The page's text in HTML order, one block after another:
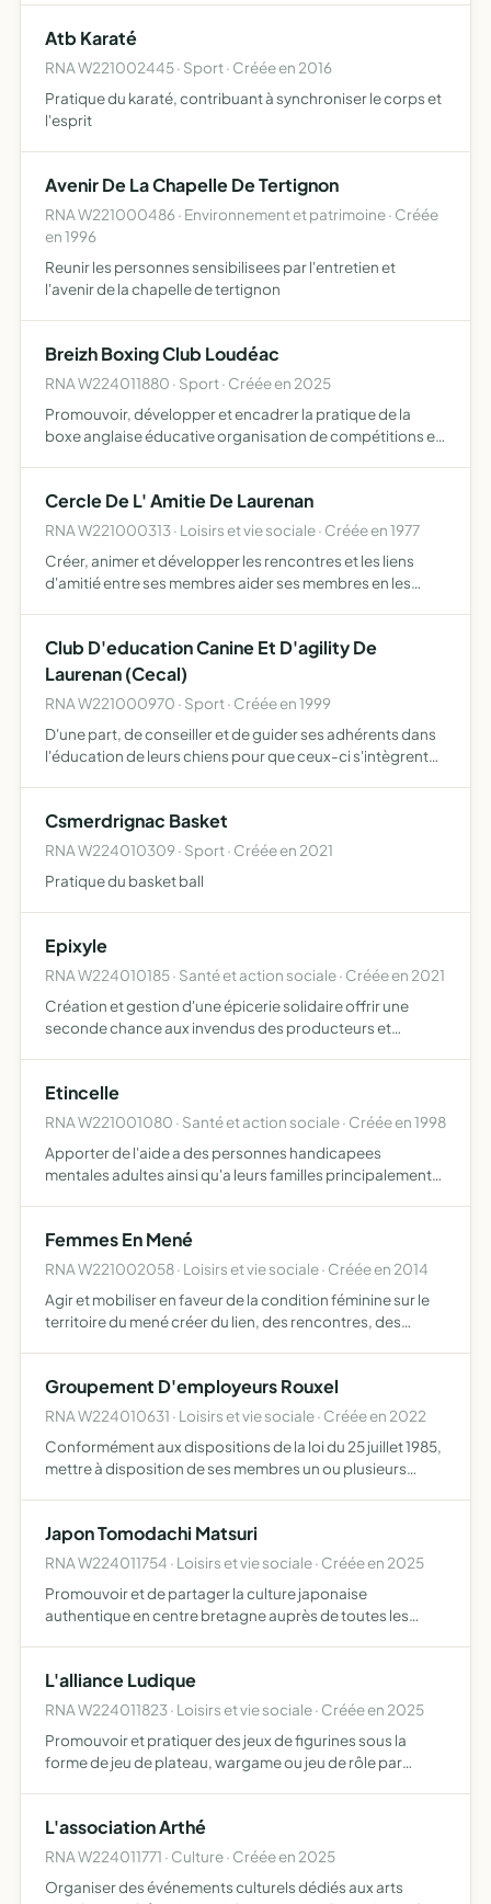
Atb Karaté
RNA W221002445 · Sport · Créée en 2016
Pratique du karaté, contribuant à synchroniser le corps et
l'esprit
Avenir De La Chapelle De Tertignon
RNA W221000486 · Environnement et patrimoine · Créée
en 1996
Reunir les personnes sensibilisees par l'entretien et
l'avenir de la chapelle de tertignon
Breizh Boxing Club Loudéac
RNA W224011880 · Sport · Créée en 2025
Promouvoir, développer et encadrer la pratique de la
boxe anglaise éducative organisation de compétitions et
Cercle De L' Amitie De Laurenan
RNA W221000313 · Loisirs et vie sociale · Créée en 1977
Créer, animer et développer les rencontres et les liens
d'amitié entre ses membres aider ses membres en les
Club D'education Canine Et D'agility De
Laurenan (Cecal)
RNA W221000970 · Sport · Créée en 1999
D'une part, de conseiller et de guider ses adhérents dans
l'éducation de leurs chiens pour que ceux-ci s'intègrent
Csmerdrignac Basket
RNA W224010309 · Sport · Créée en 2021
Pratique du basket ball
Epixyle
RNA W224010185 · Santé et action sociale · Créée en 2021
Création et gestion d'une épicerie solidaire offrir une
seconde chance aux invendus des producteurs et
peut …
Etincelle
RNA W221001080 · Santé et action sociale · Créée en 1998
Apporter de l'aide a des personnes handicapees
mentales adultes ainsi qu'a leurs familles principalement
u…
Femmes En Mené
RNA W221002058 · Loisirs et vie sociale · Créée en 2014
Agir et mobiliser en faveur de la condition féminine sur le
territoire du mené créer du lien, des rencontres, des
Groupement D'employeurs Rouxel
RNA W224010631 · Loisirs et vie sociale · Créée en 2022
Conformément aux dispositions de la loi du 25 juillet 1985,
mettre à disposition de ses membres un ou plusieurs
Japon Tomodachi Matsuri
RNA W224011754 · Loisirs et vie sociale · Créée en 2025
Promouvoir et de partager la culture japonaise
authentique en centre bretagne auprès de toutes les
L'alliance Ludique
RNA W224011823 · Loisirs et vie sociale · Créée en 2025
Promouvoir et pratiquer des jeux de figurines sous la
forme de jeu de plateau, wargame ou jeu de rôle par
L'association Arthé
RNA W224011771 · Culture · Créée en 2025
Organiser des événements culturels dédiés aux arts